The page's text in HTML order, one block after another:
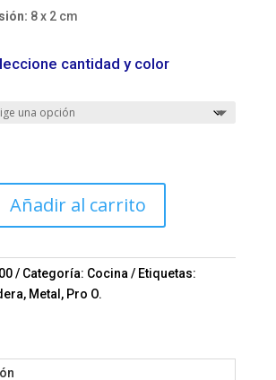
8 x 2 cm
cantidad y color
Añadir al carrito
Categoría: Cocina
Etiquetas:
, Metal , Pro O.